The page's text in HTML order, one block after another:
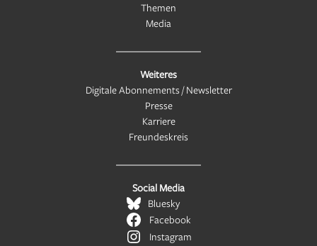
Themen
Media
Weiteres
Digitale Abonnements / Newsletter
Presse
Karriere
Freundeskreis
Social Media
Bluesky
Facebook
Instagram